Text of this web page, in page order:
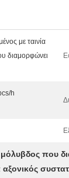
με ταινία
διαμορφώνει
h
μόλυβδος που
αξονικός